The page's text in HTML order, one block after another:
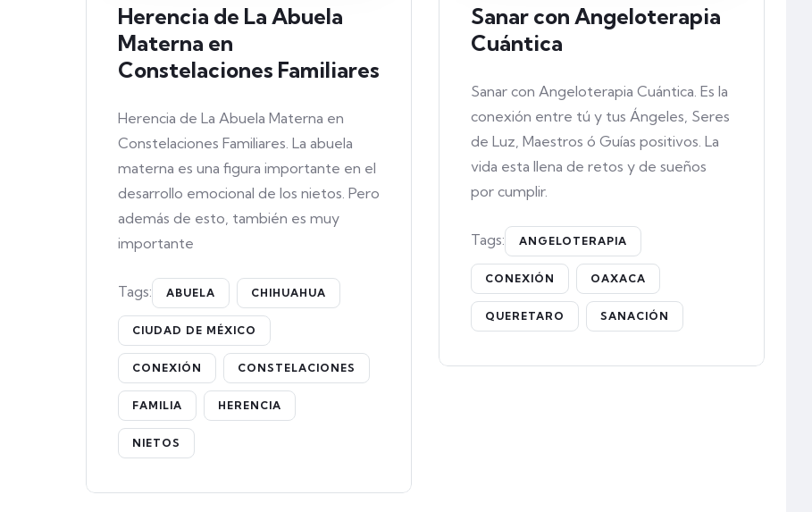
Herencia de La Abuela
Materna en
Constelaciones Familiares
Herencia de La Abuela Materna en
Constelaciones Familiares. La abuela
materna es una figura importante en el
desarrollo emocional de los nietos. Pero
además de esto, también es muy
importante
Tags: ABUELA CHIHUAHUA
CIUDAD DE MÉXICO
CONEXIÓN CONSTELACIONES
FAMILIA HERENCIA
NIETOS
Sanar con Angeloterapia
Cuántica
Sanar con Angeloterapia Cuántica. Es la
conexión entre tú y tus Ángeles, Seres
de Luz, Maestros ó Guías positivos. La
vida esta llena de retos y de sueños
por cumplir.
Tags: ANGELOTERAPIA
CONEXIÓN OAXACA
QUERETARO SANACIÓN